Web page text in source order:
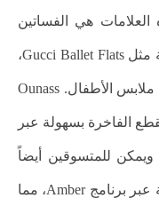
العلامات هي الفساتين
الصيفية من Casablanca والأحذية الأنيقة مثل Gucci Ballet Flats،
مما يضيف لمسة من السحر إلى خزانة ملابس الأطفال. Ounass
الفاخرة بسهولة عبر
مع خصومات تصل إلى 70%، ويمكن للمتسوقين أيضاً
الاستفادة من مكافآت الأعضاء الحصرية عبر برنامج Amber، مما